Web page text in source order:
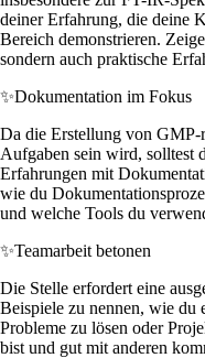
deiner Erfahrung, die deine
Bereich demonstrieren.
sondern auch praktische
✨Dokumentation im Fokus
Da die Erstellung von GMP-
Aufgaben sein wird, solltest
Erfahrungen mit
wie du
und welche Tools du
✨Teamarbeit betonen
Die Stelle erfordert eine
Beispiele zu nennen, wie du
Probleme zu lösen oder
bist und gut mit anderen